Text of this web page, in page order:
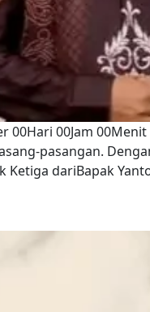
00Hari 00Jam
pasangan.
dariBapak